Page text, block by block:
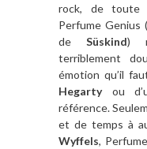
rock, de toute
Perfume Genius
de Süskind)
terriblement
émotion qu’il
Hegartyou
référence.
et de temps à
Wyffels,